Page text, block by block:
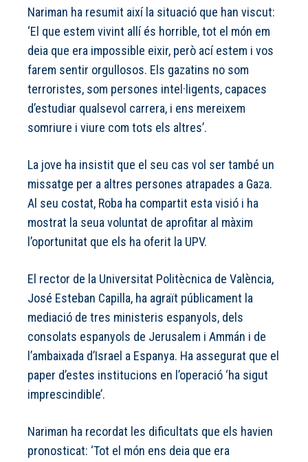
Nariman ha resumit així la situació que han viscut:
‘El que estem vivint allí és horrible, tot el món em
deia que era impossible eixir, però ací estem i vos
farem sentir orgullosos. Els gazatins no som
terroristes, som persones intel·ligents, capaces
d’estudiar qualsevol carrera, i ens mereixem
somriure i viure com tots els altres’.
La jove ha insistit que el seu cas vol ser també un
missatge per a altres persones atrapades a Gaza.
Al seu costat, Roba ha compartit esta visió i ha
mostrat la seua voluntat de aprofitar al màxim
l’oportunitat que els ha oferit la UPV.
El rector de la Universitat Politècnica de València,
José Esteban Capilla, ha agraït públicament la
mediació de tres ministeris espanyols, dels
consolats espanyols de Jerusalem i Ammán i de
l’ambaixada d’Israel a Espanya. Ha assegurat que el
paper d’estes institucions en l’operació ‘ha sigut
imprescindible’.
Nariman ha recordat les dificultats que els havien
pronosticat: ‘Tot el món ens deia que era